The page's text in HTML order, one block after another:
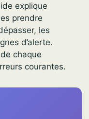
explique
prendre
les
d’alerte.
chaque
courantes.